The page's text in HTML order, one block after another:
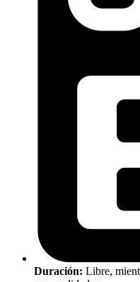
Duración: Libre,